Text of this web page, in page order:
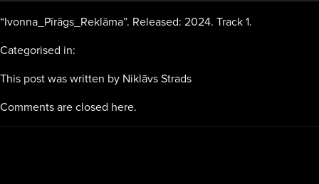
“Ivonna_Pīrāgs_Reklāma”. Released: 2024. Track 1.
Categorised in:
This post was written by Niklāvs Strads
Comments are closed here.